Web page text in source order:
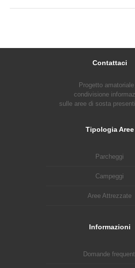
Contattaci
Progetto amatoriale
condivisione
sulle aree di sosta
Tipologia Aree
Parcheggi
Campeggi
Aree Attrezzate
Informazioni
Domande